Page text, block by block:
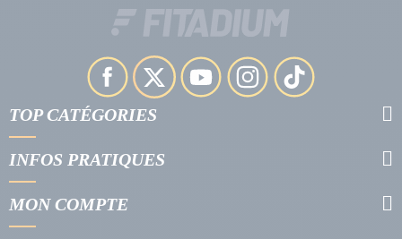
TOP CATÉGORIES
INFOS PRATIQUES
MON COMPTE